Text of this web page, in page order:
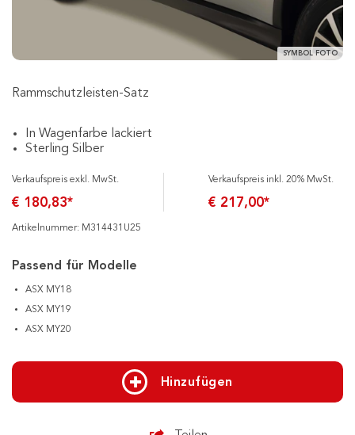
SYMBOL FOTO
Rammschutzleisten-Satz
In Wagenfarbe lackiert
Sterling Silber
Verkaufspreis exkl. MwSt.
€ 180,83*
Verkaufspreis inkl. 20% MwSt.
€ 217,00*
Artikelnummer: M314431U25
Passend für Modelle
ASX MY18
ASX MY19
ASX MY20
Hinzufügen